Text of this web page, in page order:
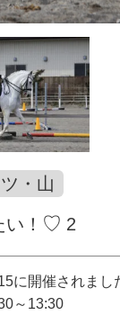
・山
！ ♡ 2
に開催されまし
～13:30